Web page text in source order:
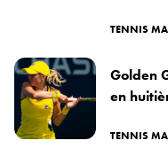
TENNIS
Golden
en
TENNIS